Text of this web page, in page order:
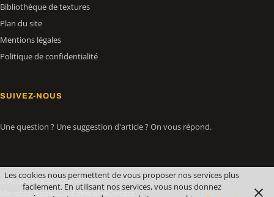
Bibliothèque de textures
Plan du site
Mentions légales
Politique de confidentialité
SUIVEZ-NOUS
Une question ? Une suggestion d'article ? On vous répond.
© Apprendre-la-3D.fr — 2026
Mentions légalesConfidentialitéContact
Les cookies nous permettent de vous proposer nos services plus
facilement. En utilisant nos services, vous nous donnez